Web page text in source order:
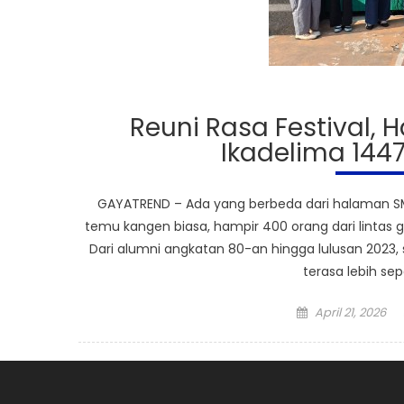
Reuni Rasa Festival,
Ikadelima
GAYATREND – Ada yang berbeda dari halaman
temu kangen biasa, hampir 400 orang dari lintas
Dari alumni angkatan 80-an hingga lulusan
terasa lebih
Posted
April 21, 2026